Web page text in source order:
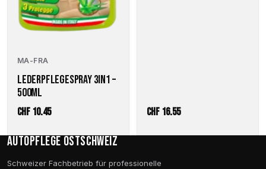
MA-FRA
LEDERPFLEGESPRAY 3IN1 –
500ML
CHF 10.45 CHF 16.55
Autopflege Ostschweiz
Schweizer Fachbetrieb für professionelle